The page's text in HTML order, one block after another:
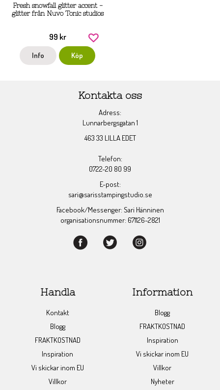
Fresh snowfall glitter accent -
glitter från Nuvo Tonic studios
99 kr
Info Köp
Kontakta oss
Adress:
Lunnarbergsgatan 1
463 33 LILLA EDET
Telefon:
0722-20 80 99
E-post:
sari@sarisstampingstudio.se
Facebook/Messenger: Sari Hänninen
organisationsnummer: 671126-2821
Handla
Kontakt
Blogg
FRAKTKOSTNAD
Inspiration
Vi skickar inom EU
Villkor
Information
Blogg
FRAKTKOSTNAD
Inspiration
Vi skickar inom EU
Villkor
Nyheter